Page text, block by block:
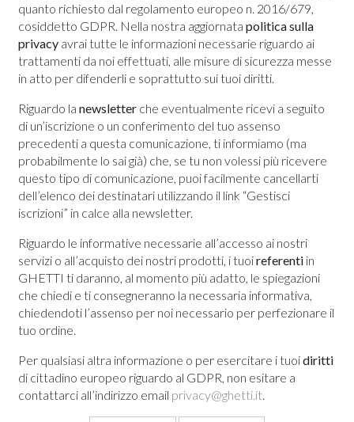
quanto richiesto dal regolamento europeo n. 2016/679,
cosiddetto GDPR. Nella nostra aggiornata politica sulla
privacy avrai tutte le informazioni necessarie riguardo ai
trattamenti da noi effettuati, alle misure di sicurezza messe
in atto per difenderli e soprattutto sui tuoi diritti.
Riguardo la newsletter che eventualmente ricevi a seguito
di un’iscrizione o un conferimento del tuo assenso
precedenti a questa comunicazione, ti informiamo (ma
probabilmente lo sai già) che, se tu non volessi più ricevere
questo tipo di comunicazione, puoi facilmente cancellarti
dell’elenco dei destinatari utilizzando il link “Gestisci
iscrizioni” in calce alla newsletter.
Riguardo le informative necessarie all’accesso ai nostri
servizi o all’acquisto dei nostri prodotti, i tuoireferenti in
GHETTI ti daranno, al momento più adatto, le spiegazioni
che chiedi e ti consegneranno la necessaria informativa,
chiedendoti l’assenso per noi necessario per perfezionare il
tuo ordine.
Per qualsiasi altra informazione o per esercitare i tuoidiritti
di cittadino europeo riguardo al GDPR, non esitare a
contattarci all’indirizzo email privacy@ghetti.it.